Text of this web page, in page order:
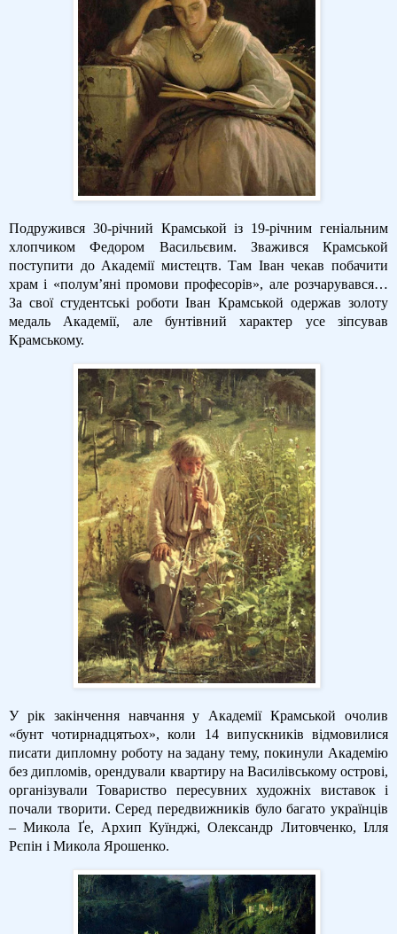
Подружився 30-річний Крамськой із 19-річним геніальним
хлопчиком Федором Васильєвим. Зважився Крамськой
поступити до Академії мистецтв. Там Іван чекав побачити
храм і «полум’яні промови професорів», але розчарувався…
За свої студентські роботи Іван Крамськой одержав золоту
медаль Академії, але бунтівний характер усе зіпсував
Крамському.
У рік закінчення навчання у Академії Крамськой очолив
«бунт чотирнадцятьох», коли 14 випускників відмовилися
писати дипломну роботу на задану тему, покинули Академію
без дипломів, орендували квартиру на Василівському острові,
організували Товариство пересувних художніх виставок і
почали творити. Серед передвижників було багато українців
– Микола Ґе, Архип Куїнджі, Олександр Литовченко, Ілля
Рєпін і Микола Ярошенко.